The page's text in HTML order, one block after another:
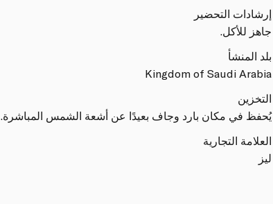
إرشادات التحضير
جاهز للأكل.
بلد المنشأ
Kingdom of Saudi Arabia
التخزين
يُحفظ في مكان بارد وجاف بعيدًا عن أشعة الشمس المباشرة.
العلامة التجارية
ليز